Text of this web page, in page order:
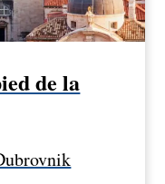
de la